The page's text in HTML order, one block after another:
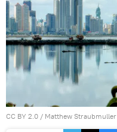
CC BY 2.0 / Matthew Straubmuller